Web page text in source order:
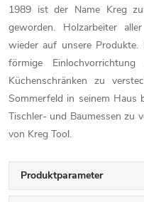
1989 ist der Name Kreg
geworden. Holzarbeiter
wieder auf unsere Produkte.
förmige
Küchenschränken zu
Sommerfeld in seinem Haus
Tischler- und Baumessen zu
von Kreg Tool.
Produktparameter